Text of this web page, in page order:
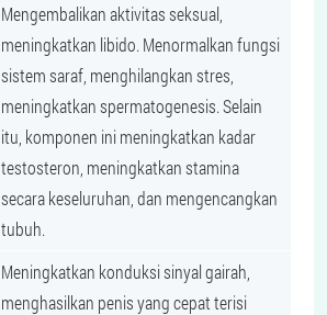
Mengembalikan aktivitas seksual,
meningkatkan libido. Menormalkan fungsi
sistem saraf, menghilangkan stres,
meningkatkan spermatogenesis. Selain
itu, komponen ini meningkatkan kadar
testosteron, meningkatkan stamina
secara keseluruhan, dan mengencangkan
tubuh.
Meningkatkan konduksi sinyal gairah,
menghasilkan penis yang cepat terisi